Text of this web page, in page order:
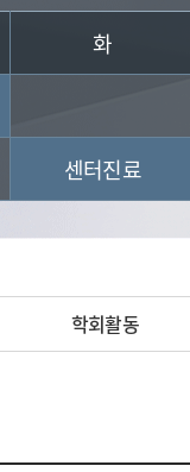
화
센터진료
학회활동